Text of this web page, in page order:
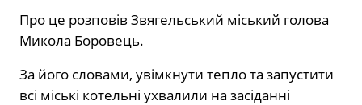
Про це розповів Звягельський міський голова
Микола Боровець.
За його словами, увімкнути тепло та запустити
всі міські котельні ухвалили на засіданні